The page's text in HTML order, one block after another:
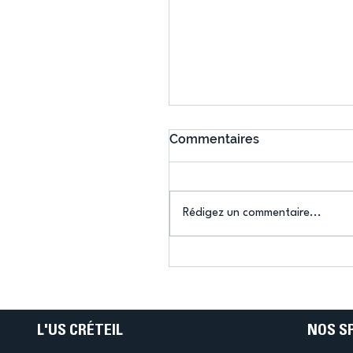
Commentaires
Rédigez un commentaire...
L'US CRÉTEIL NOS